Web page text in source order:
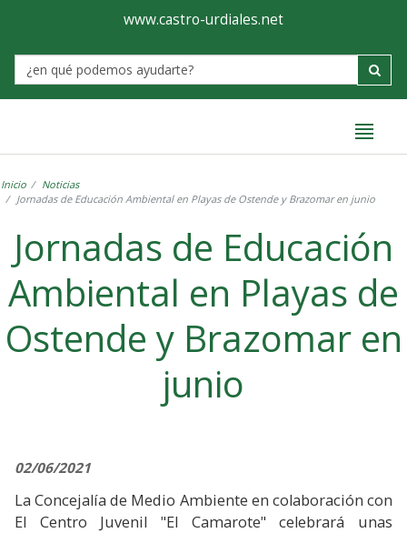
Ayuntamiento
de
Castro-
www.castro-urdiales.net
Label
Inicio
Noticias
Jornadas de Educación Ambiental en Playas de Ostende y Brazomar en junio
Jornadas de Educación
Ambiental en Playas de
Ostende y Brazomar en
junio
02/06/2021
La Concejalía de Medio Ambiente en colaboración con
El Centro Juvenil "El Camarote" celebrará unas